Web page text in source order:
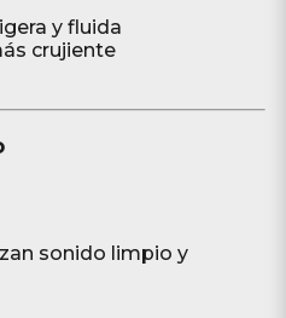
y fluida
crujiente
sonido limpio y